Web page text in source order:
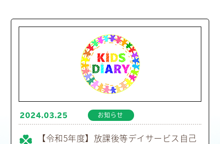
2024.03.25 お知らせ
【令和5年度】放課後等デイサービス自己